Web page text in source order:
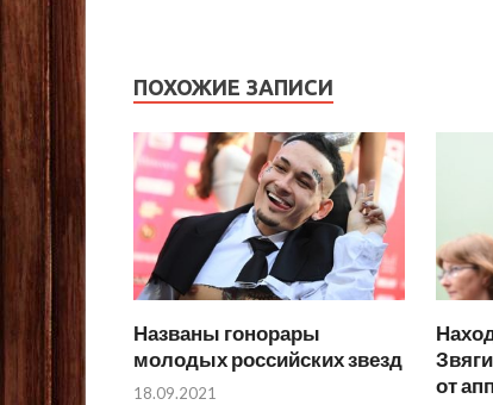
ПОХОЖИЕ ЗАПИСИ
Названы гонорары
молодых российских звезд
18.09.2021
от